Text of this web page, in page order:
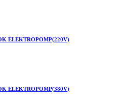
ELEKTROPOMP(220V)
ELEKTROPOMP(380V)